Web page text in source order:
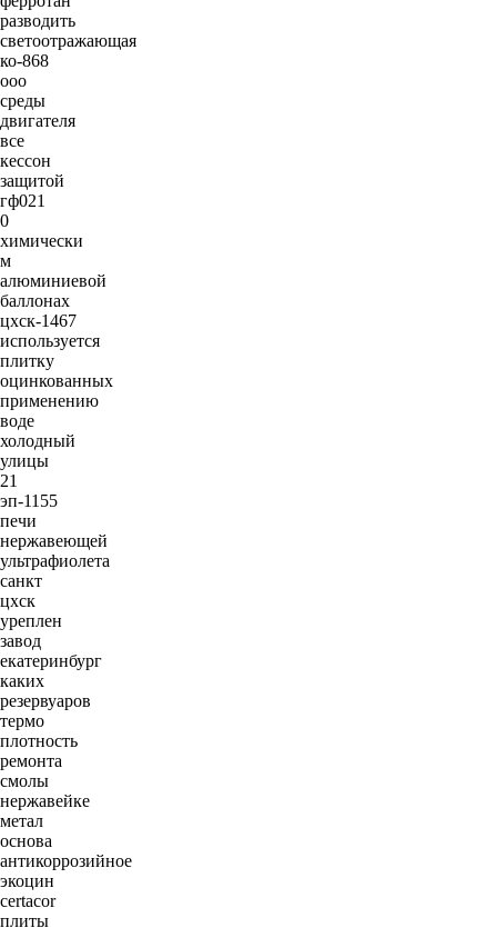
разводить
светоотражающая
ко-868
ооо
среды
двигателя
все
кессон
защитой
гф021
0
химически
м
алюминиевой
баллонах
цхск-1467
используется
плитку
оцинкованных
применению
воде
холодный
улицы
21
эп-1155
печи
нержавеющей
ультрафиолета
санкт
цхск
уреплен
завод
екатеринбург
каких
резервуаров
термо
плотность
ремонта
смолы
нержавейке
метал
основа
антикоррозийное
экоцин
certacor
плиты